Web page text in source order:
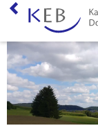
Home
Willkommen
Veranstaltungen